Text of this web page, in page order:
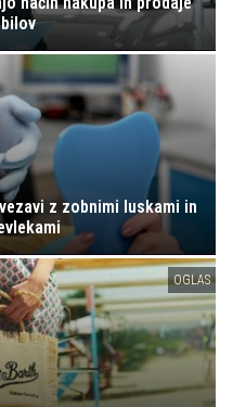
z zobnimi luskami in
OGLAS